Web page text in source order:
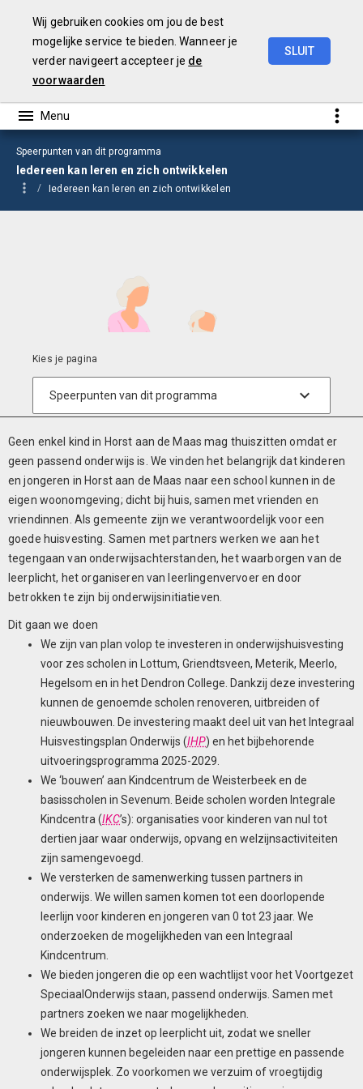
Wij gebruiken cookies om jou de best
mogelijke service te bieden. Wanneer je
verder navigeert accepteer je de
voorwaarden
SLUIT
Speerpunten van dit programma
Iedereen kan leren en zich ontwikkelen
Iedereen kan leren en zich ontwikkelen
Iedereen kan leren en zich ontwikkelen
Geen enkel kind in Horst aan de Maas mag thuiszitten omdat er
geen passend onderwijs is. We vinden het belangrijk dat kinderen
en jongeren in Horst aan de Maas naar een school kunnen in de
eigen woonomgeving; dicht bij huis, samen met vrienden en
vriendinnen. Als gemeente zijn we verantwoordelijk voor een
goede huisvesting. Samen met partners werken we aan het
tegengaan van onderwijsachterstanden, het waarborgen van de
leerplicht, het organiseren van leerlingenvervoer en door
betrokken te zijn bij onderwijsinitiatieven.
Dit gaan we doen
We zijn van plan volop te investeren in onderwijshuisvesting
voor zes scholen in Lottum, Griendtsveen, Meterik, Meerlo,
Hegelsom en in het Dendron College. Dankzij deze investering
kunnen de genoemde scholen renoveren, uitbreiden of
nieuwbouwen. De investering maakt deel uit van het Integraal
Huisvestingsplan Onderwijs (IHP) en het bijbehorende
uitvoeringsprogramma 2025-2029.
We ‘bouwen’ aan Kindcentrum de Weisterbeek en de
basisscholen in Sevenum. Beide scholen worden Integrale
Kindcentra (IKC’s): organisaties voor kinderen van nul tot
dertien jaar waar onderwijs, opvang en welzijnsactiviteiten
zijn samengevoegd.
We versterken de samenwerking tussen partners in
onderwijs. We willen samen komen tot een doorlopende
leerlijn voor kinderen en jongeren van 0 tot 23 jaar. We
onderzoeken de mogelijkheden van een Integraal
Kindcentrum.
We bieden jongeren die op een wachtlijst voor het Voortgezet
SpeciaalOnderwijs staan, passend onderwijs. Samen met
partners zoeken we naar mogelijkheden.
We breiden de inzet op leerplicht uit, zodat we sneller
jongeren kunnen begeleiden naar een prettige en passende
onderwijsplek. Zo voorkomen we verzuim of vroegtijdig